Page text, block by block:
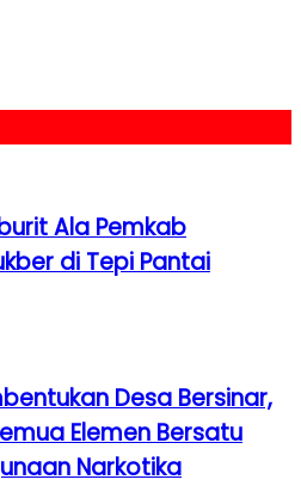
Ala Pemkab
di Tepi Pantai
Desa Bersinar,
Elemen Bersatu
Narkotika